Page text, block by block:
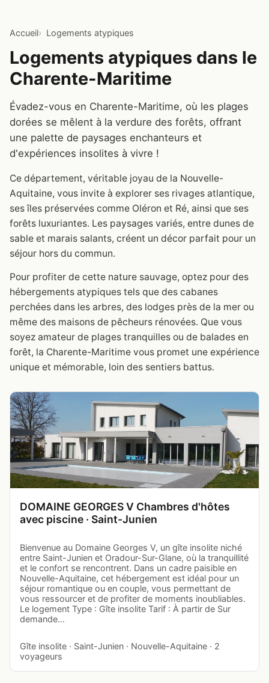
Accueil Logements atypiques
Logements atypiques dans le
Charente-Maritime
Évadez-vous en Charente-Maritime, où les plages
dorées se mêlent à la verdure des forêts, offrant
une palette de paysages enchanteurs et
d'expériences insolites à vivre !
Ce département, véritable joyau de la Nouvelle-
Aquitaine, vous invite à explorer ses rivages atlantique,
ses îles préservées comme Oléron et Ré, ainsi que ses
forêts luxuriantes. Les paysages variés, entre dunes de
sable et marais salants, créent un décor parfait pour un
séjour hors du commun.
Pour profiter de cette nature sauvage, optez pour des
hébergements atypiques tels que des cabanes
perchées dans les arbres, des lodges près de la mer ou
même des maisons de pêcheurs rénovées. Que vous
soyez amateur de plages tranquilles ou de balades en
forêt, la Charente-Maritime vous promet une expérience
unique et mémorable, loin des sentiers battus.
DOMAINE GEORGES V Chambres d'hôtes
avec piscine · Saint-Junien
Bienvenue au Domaine Georges V, un gîte insolite niché
entre Saint-Junien et Oradour-Sur-Glane, où la tranquillité
et le confort se rencontrent. Dans un cadre paisible en
Nouvelle-Aquitaine, cet hébergement est idéal pour un
séjour romantique ou en couple, vous permettant de
vous ressourcer et de profiter de moments inoubliables.
Le logement Type : Gîte insolite Tarif : À partir de Sur
demande…
Gîte insolite · Saint-Junien · Nouvelle-Aquitaine · 2
voyageurs